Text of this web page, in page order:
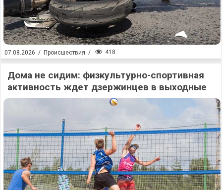
07.08.2026 / Происшествия / 418
Дома не сидим: физкультурно-спортивная
активность ждет дзержинцев в выходные